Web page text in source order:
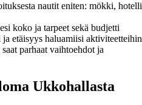
nautit eniten: mökki, hotelli
koko ja tarpeet sekä budjetti
etäisyys haluamiisi aktiviteetteihin
parhaat vaihtoehdot ja
Ukkohallasta